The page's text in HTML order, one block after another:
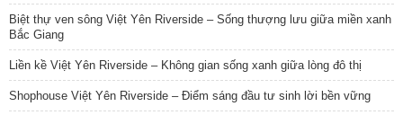
Biệt thự ven sông Việt Yên Riverside – Sống thượng lưu giữa miền xanh
Bắc Giang
Liền kề Việt Yên Riverside – Không gian sống xanh giữa lòng đô thị
Shophouse Việt Yên Riverside – Điểm sáng đầu tư sinh lời bền vững